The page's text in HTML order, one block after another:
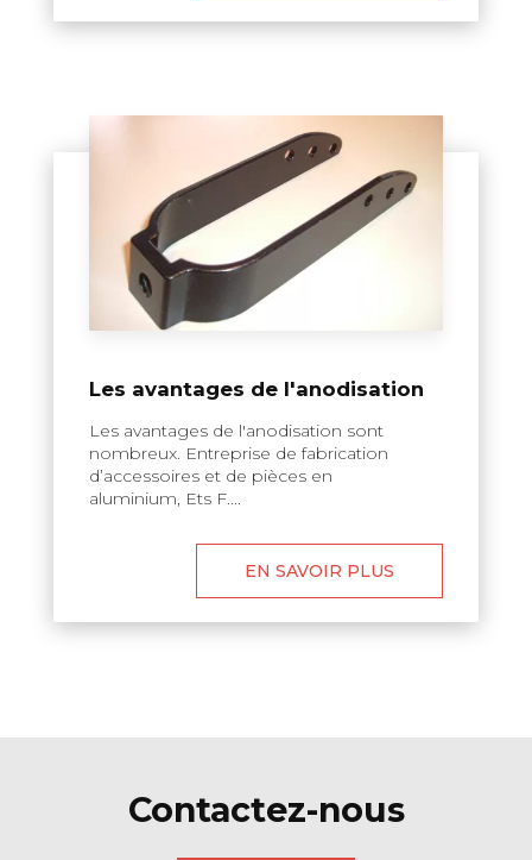
Les avantages de l'anodisation
Les avantages de l'anodisation sont
nombreux. Entreprise de fabrication
d’accessoires et de pièces en
aluminium, Ets F....
EN SAVOIR PLUS
Contactez-nous